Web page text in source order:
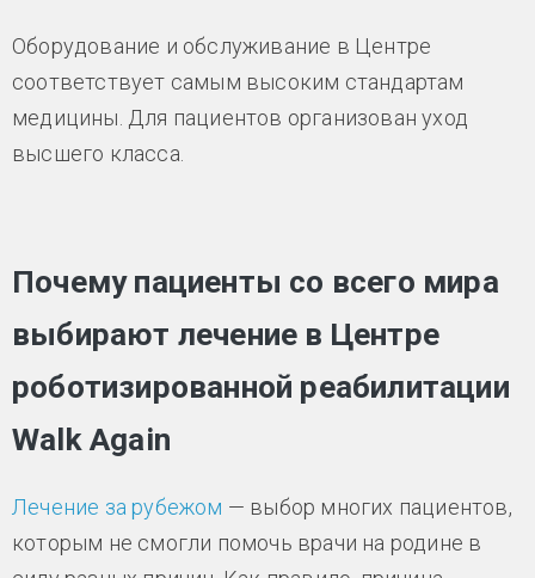
Оборудование и обслуживание в Центре
соответствует самым высоким стандартам
медицины. Для пациентов организован уход
высшего класса.
Почему пациенты со всего мира
выбирают лечение в Центре
роботизированной реабилитации
Walk Again
Лечение за рубежом — выбор многих пациентов,
которым не смогли помочь врачи на родине в